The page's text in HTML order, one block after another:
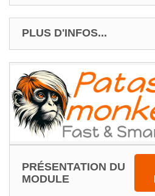
PLUS D'INFOS...
PRÉSENTATION DU
MODULE